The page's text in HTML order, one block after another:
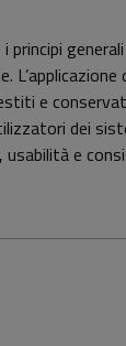
principi
e
dei
e